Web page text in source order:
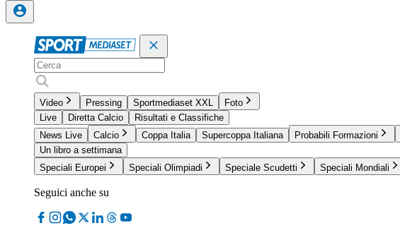
Video Pressing Sportmediaset XXL
Foto
Live
Diretta Calcio
Risultati e Classifiche
News Live
Calcio Coppa Italia Supercoppa Italiana Probabili Formazioni
Un libro a settimana
Speciali Europei
Speciali Olimpiadi Speciale Scudetti Speciali Mondiali
Seguici anche su